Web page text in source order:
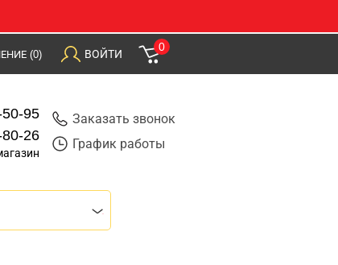
(0) ВОЙТИ
0
95
26
Заказать звонок
График работы